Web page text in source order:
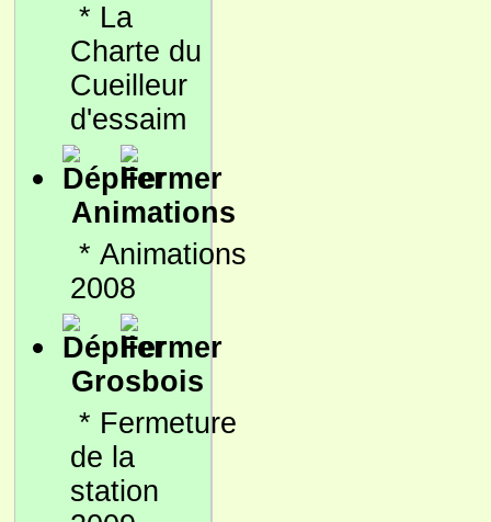
* La
Charte du
Cueilleur
d'essaim
Animations
* Animations
2008
Grosbois
* Fermeture
de la
station